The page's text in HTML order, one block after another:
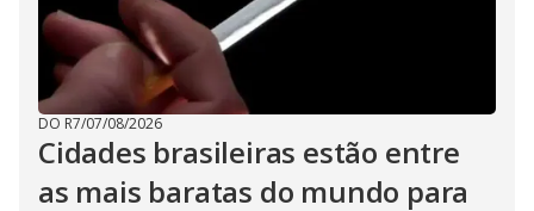
DO R7/07/08/2026
Cidades brasileiras estão entre
as mais baratas do mundo para